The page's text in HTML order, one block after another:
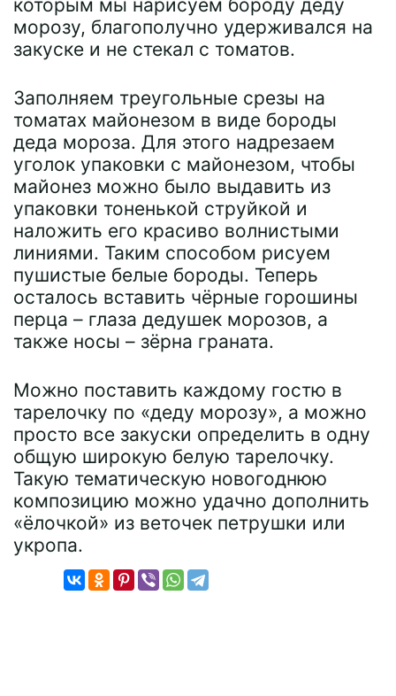
которым мы нарисуем бороду деду
морозу, благополучно удерживался на
закуске и не стекал с томатов.
Заполняем треугольные срезы на
томатах майонезом в виде бороды
деда мороза. Для этого надрезаем
уголок упаковки с майонезом, чтобы
майонез можно было выдавить из
упаковки тоненькой струйкой и
наложить его красиво волнистыми
линиями. Таким способом рисуем
пушистые белые бороды. Теперь
осталось вставить чёрные горошины
перца – глаза дедушек морозов, а
также носы – зёрна граната.
Можно поставить каждому гостю в
тарелочку по «деду морозу», а можно
просто все закуски определить в одну
общую широкую белую тарелочку.
Такую тематическую новогоднюю
композицию можно удачно дополнить
«ёлочкой» из веточек петрушки или
укропа.